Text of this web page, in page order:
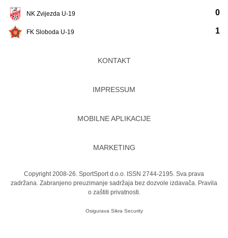
NK Zvijezda U-19
FK Sloboda U-19
0
1
KONTAKT
IMPRESSUM
MOBILNE APLIKACIJE
MARKETING
Copyright 2008-26. SportSport d.o.o. ISSN 2744-2195. Sva prava
zadržana. Zabranjeno preuzimanje sadržaja bez dozvole izdavača. Pravila
o zaštiti privatnosti.
Osigurava Sikra Security